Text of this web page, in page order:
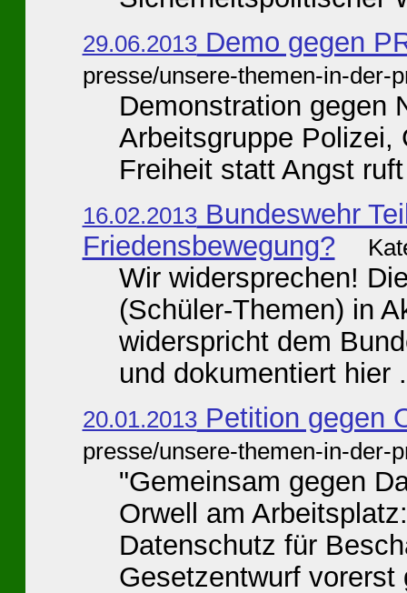
29.06.2013Demo gegen
presse/unsere-themen-in-der-
Demonstration gegen
Arbeitsgruppe Polizei,
Freiheit statt Angst
16.02.2013Bundeswehr
Friedensbewegung?
Wir widersprechen!
(Schüler-Themen) in
widerspricht dem
und dokumentiert hier
20.01.2013Petition gegen
presse/unsere-themen-in-der-
"Gemeinsam gegen
Orwell am
Datenschutz für
Gesetzentwurf vorerst